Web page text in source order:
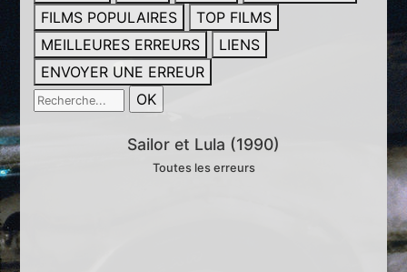
FILMS POPULAIRES
TOP FILMS
MEILLEURES ERREURS
LIENS
ENVOYER UNE ERREUR
Sailor et Lula (1990)
Toutes les erreurs